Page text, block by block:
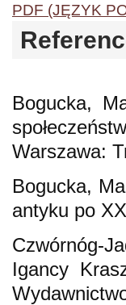
PDF (JĘZYK
Bogucka,
Warszawa:
Bogucka,
antyku po
Czwórnóg-
Igancy